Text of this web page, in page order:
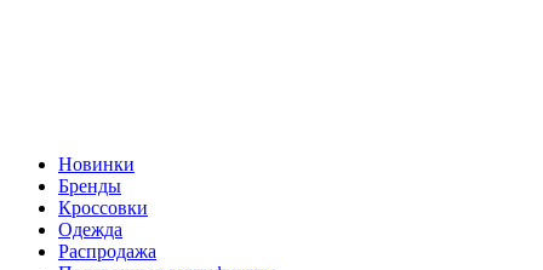
Новинки
Бренды
Кроссовки
Одежда
Распродажа